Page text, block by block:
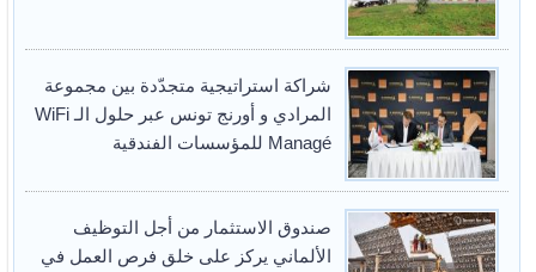
شراكة استراتيجية متجدّدة بين مجموعة
المرادي و أورنج تونس عبر حلول الـ WiFi
Managé للمؤسسات الفندقية
صندوق الاستثمار من أجل التوظيف
الألماني يركز على خلق فرص العمل في